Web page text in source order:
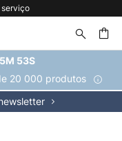
52S
20 000 produtos